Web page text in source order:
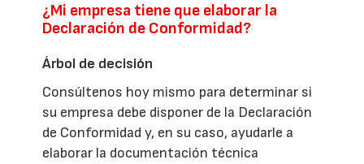
¿Mi empresa tiene que elaborar la
Declaración de Conformidad?
Árbol de decisión
Consúltenos hoy mismo para determinar si
su empresa debe disponer de la Declaración
de Conformidad y, en su caso, ayudarle a
elaborar la documentación técnica